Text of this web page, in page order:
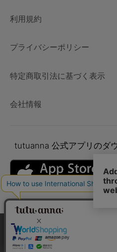
利用規約
プライバシーポリシー
特定商取引法に基づく表示
会社情報
tutuanna 公式アプリのダ
本サイトでは、より快適にご利用
ています。詳細については
プライ
い。